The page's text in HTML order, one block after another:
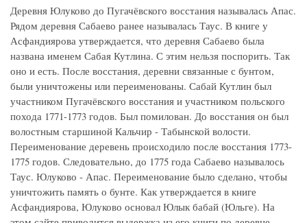
Деревня Юлуково до Пугачёвского восстания называлась Апас.
Рядом деревня Сабаево ранее называлась Таус. В книге у
Асфандиярова утверждается, что деревня Сабаево была
названа именем Сабая Кутлина. С этим нельзя поспорить. Так
оно и есть. После восстания, деревни связанные с бунтом,
были уничтожены или переименованы. Сабай Кутлин был
участником Пугачёвского восстания и участником польского
похода 1771-1773 годов. Был помилован. До восстания он был
волостным старшиной Кальчир - Табынской волости.
Переименование деревень происходило после восстания 1773-
1775 годов. Следовательно, до 1775 года Сабаево называлось
Таус. Юлуково - Апас. Переименование было сделано, чтобы
уничтожить память о бунте. Как утверждается в книге
Асфандиярова, Юлуково основал Юлык бабай (Юльге). На